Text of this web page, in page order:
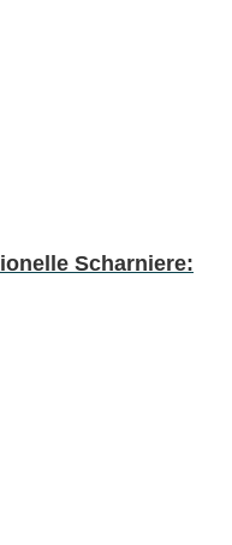
Scharniere: